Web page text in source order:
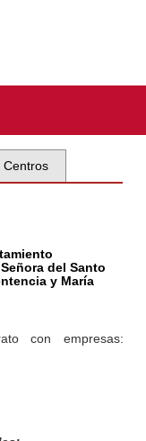
Centros
del Santo
y María
con empresas: